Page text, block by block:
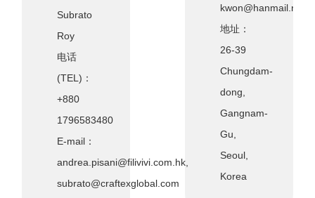
kwon@hanmail.net
地址：
26-39
Chungdam-
dong,
Gangnam-
Gu,
Seoul,
Korea
Subrato
Roy
电话
(TEL)：
+880
1796583480
E-mail：
andrea.pisani@filivivi.com.hk,
subrato@craftexglobal.com